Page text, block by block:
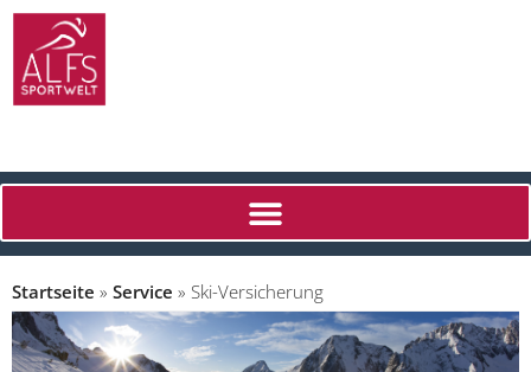
Startseite » Service » Ski-Versicherung